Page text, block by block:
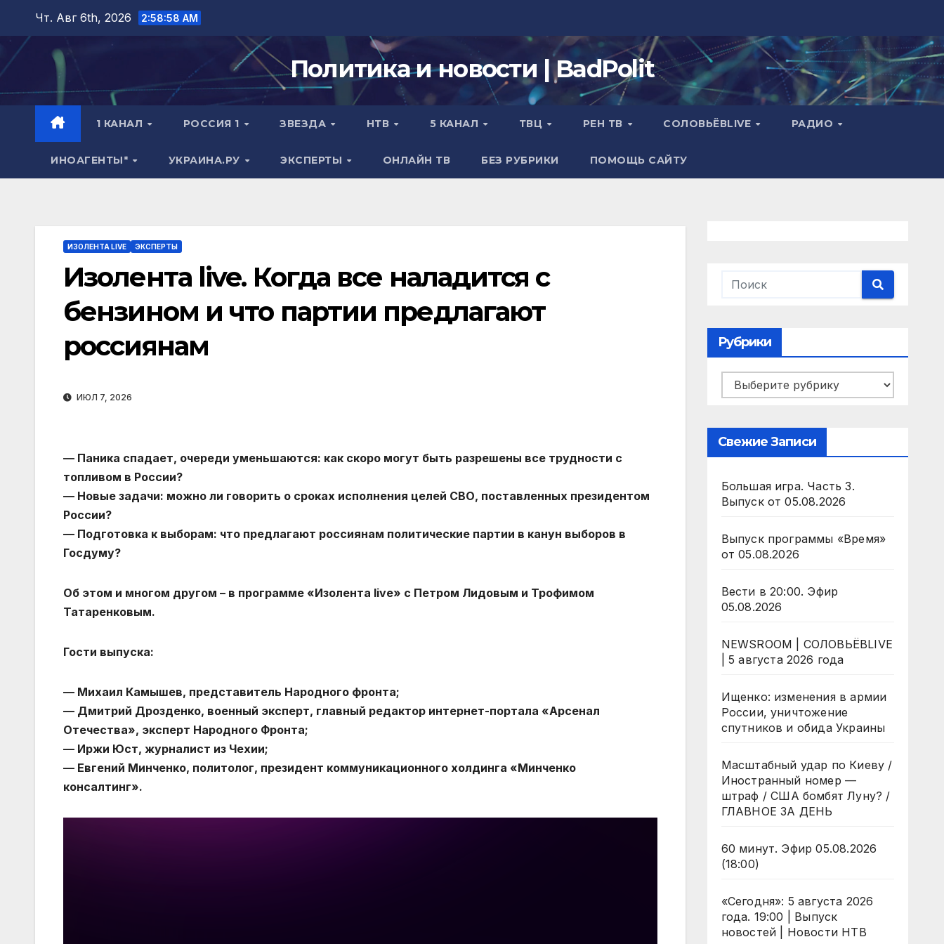
Перейти
содержимому
Чт. Авг 6th, 2026 2:58:59 AM
Политика и новости | BadPolit
1 КАНАЛ РОССИЯ 1 ЗВЕЗДА НТВ 5 КАНАЛ ТВЦ РЕН ТВ СОЛОВЬЁВLIVE РАДИО
ИНОАГЕНТЫ* УКРАИНА.РУ ЭКСПЕРТЫ ОНЛАЙН ТВ БЕЗ РУБРИКИ ПОМОЩЬ САЙТУ
ИЗОЛЕНТА LIVE ЭКСПЕРТЫ
Изолента live. Когда все наладится с
бензином и что партии предлагают
россиянам
ИЮЛ 7, 2026
— Паника спадает, очереди уменьшаются: как скоро могут быть разрешены все трудности с
топливом в России?
— Новые задачи: можно ли говорить о сроках исполнения целей СВО, поставленных президентом
России?
— Подготовка к выборам: что предлагают россиянам политические партии в канун выборов в
Госдуму?
Об этом и многом другом – в программе «Изолента live» с Петром Лидовым и Трофимом
Татаренковым.
Гости выпуска:
— Михаил Камышев, представитель Народного фронта;
— Дмитрий Дрозденко, военный эксперт, главный редактор интернет-портала «Арсенал
Отечества», эксперт Народного Фронта;
— Иржи Юст, журналист из Чехии;
— Евгений Минченко, политолог, президент коммуникационного холдинга «Минченко
консалтинг».
Рубрики
Рубрики
Свежие Записи
Большая игра. Часть 3.
Выпуск от 05.08.2026
Выпуск программы «Время»
от 05.08.2026
Вести в 20:00. Эфир
05.08.2026
NEWSROOM | СОЛОВЬЁВLIVE
| 5 августа 2026 года
Ищенко: изменения в армии
России, уничтожение
спутников и обида Украины
Масштабный удар по Киеву /
Иностранный номер —
штраф / США бомбят Луну? /
ГЛАВНОЕ ЗА ДЕНЬ
60 минут. Эфир 05.08.2026
(18:00)
«Сегодня»: 5 августа 2026
года. 19:00 | Выпуск
новостей | Новости НТВ